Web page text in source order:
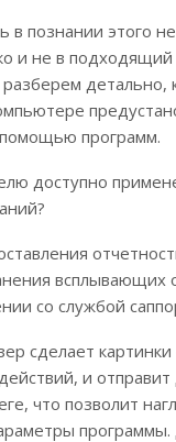
в познании этого
и не в
детально,
программ.
доступно
всплывающих
со службой
сделает
и
что позволит